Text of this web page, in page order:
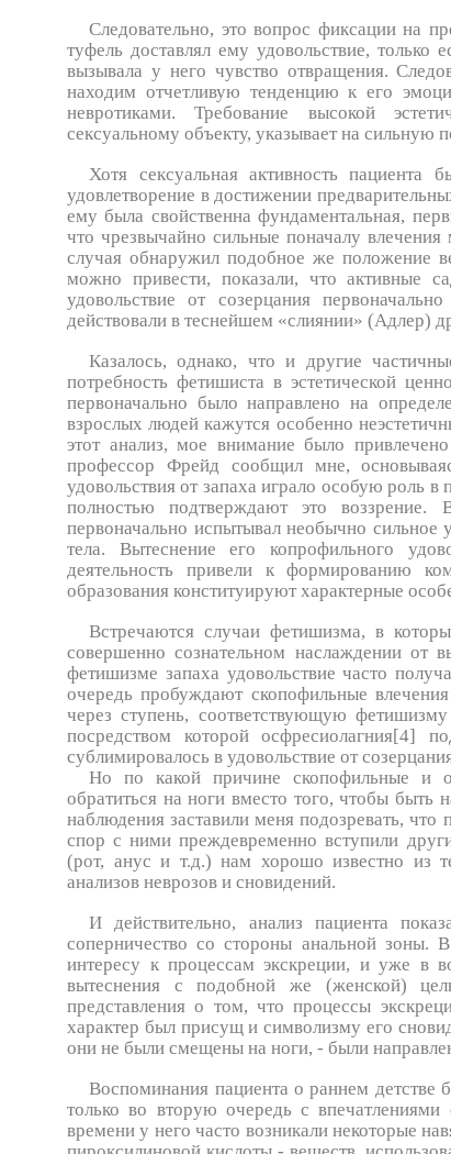
Следовательно, это вопрос фиксации на
туфель доставлял ему удовольствие,
вызывала у него чувство отвращения.
находим отчетливую тенденцию к его
невротиками. Требование высокой
сексуальному объекту, указывает на сильную
Хотя сексуальная активность пациента
удовлетворение в достижении
ему была свойственна фун­даментальная,
что чрезвычайно сильные поначалу
случая обнаружил подобное же положение
можно привести, показали, что активные
удовольствие от созерцания
действовали в теснейшем «слиянии» (Адлер)
Казалось, однако, что и другие
потребность фетишиста в эстетической
первоначально было направлено на
взрослых людей кажутся особенно
этот анализ, мое внимание было
профессор Фрейд сообщил мне,
удовольствия от запаха играло особую роль
полностью подтверждают это
первоначально испытывал необычно
тела. Вытеснение его копрофильного
деятельность привели к формированию
образования конституируют характерные
Встречаются случаи фетишизма, в
совершенно сознательном наслаждении от
фетишизме запаха удовольствие часто
очередь пробуждают скопофильные
через ступень, соответствующую
посредством которой осфресиолагния[4]
сублимировалось в удо­вольствие от
Но по какой причине скопофильные и
обратиться на ноги вместо того, чтобы
наблюдения заставили меня подозревать,
спор с ними преждевременно вступили
(рот, анус и т.д.) нам хорошо известно из
анализов неврозов и сновидений.
И действительно, анализ пациента
соперничество со стороны анальной зоны.
интересу к процессам экскреции, и уже в
вытеснения с подобной же (женской)
представления о том, что процессы
характер был присущ и символизму его
они не были смещены на ноги, - были
Воспоминания пациента о раннем детстве
только во вторую очередь с
времени у него часто возникали некоторые